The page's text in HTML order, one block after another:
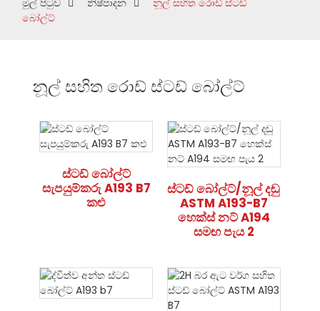
මුල් පිටුව නිෂ්පාදන
නූල් සහිත රොඩ් ස්ටඩ්
බෝල්ට්
නූල් සහිත රොඩ් ස්ටඩ් බෝල්ට්
ස්ටඩ් බෝල්ට්
සැපයුම්කරු A193 B7
කළු
ස්ටඩ් බෝල්ට්/නූල් දඬු
ASTM A193-B7
හෙක්ස් නට් A194
සමඟ පැය 2